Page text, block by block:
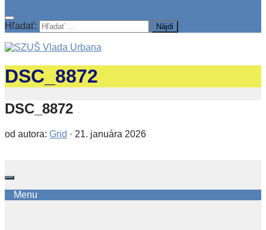
Hľadať:
DSC_8872
DSC_8872
od autora: Grid · 21. januára 2026
Menu